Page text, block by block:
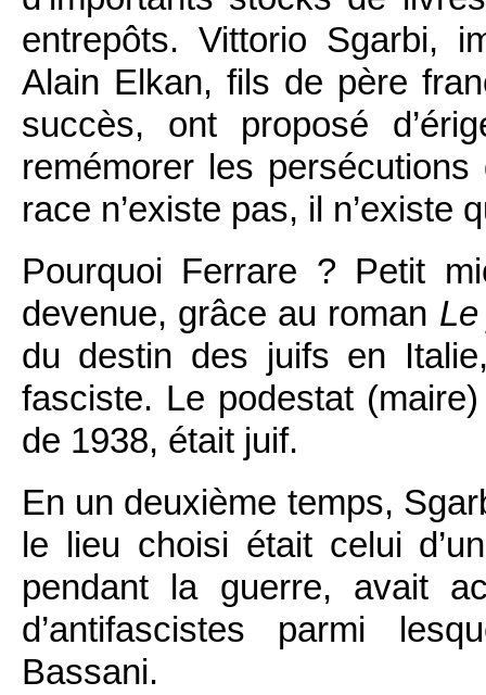
entrepôts. Vittorio Sgarbi,
Alain Elkan, fils de père
succès, ont proposé
remémorer les
race n’existe pas, il n’existe
Pourquoi Ferrare ? Petit
devenue, grâce au roman
du destin des juifs en
fasciste. Le podestat
de 1938, était juif.
En un deuxième temps,
le lieu choisi était celui
pendant la guerre, avait
d’antifascistes parmi
Bassani.